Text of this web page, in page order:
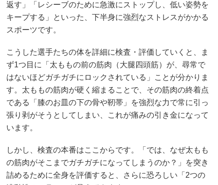
返す」「レシーブのために急激にストップし、低い姿勢を
キープする」といった、下半身に強烈なストレスがかかる
スポーツです。
こうした選手たちの体を詳細に検査・評価していくと、ま
ず1つ目に「太ももの前の筋肉（大腿四頭筋）が、尋常で
はないほどガチガチにロックされている」ことが分かりま
す。太ももの筋肉が硬く縮まることで、その筋肉の終着点
である「膝のお皿の下の骨や靭帯」を強烈な力で常に引っ
張り剥がそうとしてしまい、これが痛みの引き金になって
います。
しかし、検査の本番はここからです。「では、なぜ太もも
の筋肉がそこまでガチガチになってしまうのか？」を突き
詰めるために全身を評価すると、さらに恐ろしい「2つの